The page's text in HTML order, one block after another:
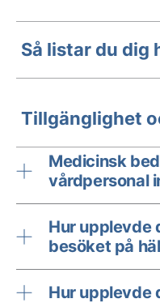
Så listar du dig
Tillgänglighet
Medicinsk
vårdpersonal
Hur upplevde
besöket på
Hur upplevde